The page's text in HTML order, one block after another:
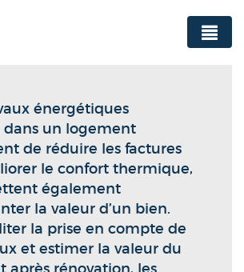
des cookies
énergétiques
dans un logement
de réduire les factures
le confort thermique,
également
la valeur d’un bien.
la prise en compte de
et estimer la valeur du